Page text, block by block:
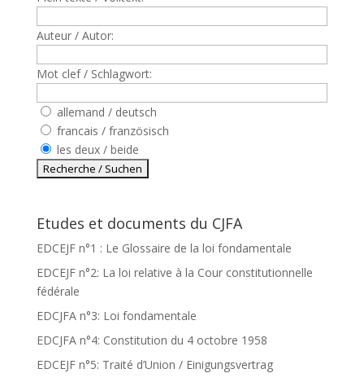
Auteur / Autor:
Mot clef / Schlagwort:
allemand / deutsch
francais / französisch
les deux / beide
Etudes et documents du CJFA
EDCEJF n°1 : Le Glossaire de la loi fondamentale
EDCEJF n°2: La loi relative à la Cour constitutionnelle
fédérale
EDCJFA n°3: Loi fondamentale
EDCJFA n°4: Constitution du 4 octobre 1958
EDCEJF n°5: Traité d’Union / Einigungsvertrag